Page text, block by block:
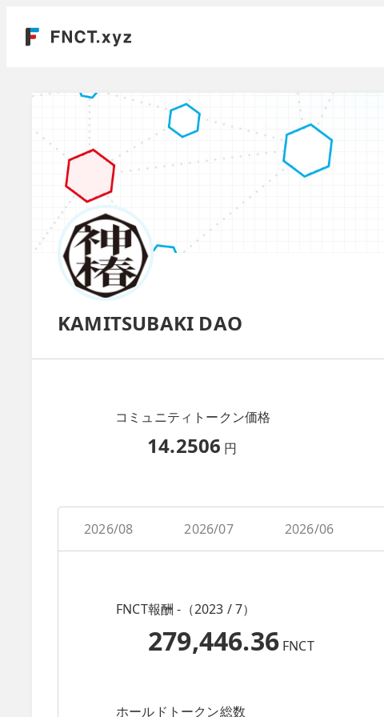
KAMITSUBAKI DAO
コミュニティトークン価格
14.2506 円
2026/08 2026/07 2026/06
FNCT報酬 -（2023 / 7）
279,446.36 FNCT
ホールドトークン総数